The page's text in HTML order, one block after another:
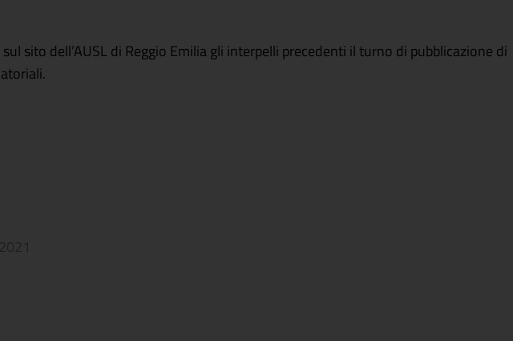
sito dell’AUSL di Reggio Emilia gli interpelli precedenti il turno di pubblicazione di